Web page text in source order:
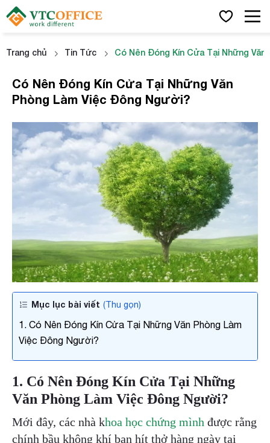
Trang chủ Tin Tức Có Nên Đóng Kín Cửa Tại Những
Có Nên Đóng Kín Cửa Tại Những Văn
Phòng Làm Việc Đông Người?
Mục lục bài viết (Thu gọn)
1. Có Nên Đóng Kín Cửa Tại Những Văn Phòng Làm
Việc Đông Người?
1. Có Nên Đóng Kín Cửa Tại Những
Văn Phòng Làm Việc Đông Người?
Mới đây, các nhà khoa học chứng mình được rằng
chính bầu không khí bạn hít thở hàng ngày tại
Họ và tên
Email công việc
Tên công ty
Chi tiết nhu cầu
x